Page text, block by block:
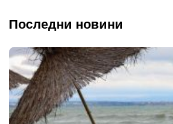
Последни новини